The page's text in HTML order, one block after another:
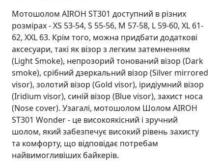
Мотошолом AIROH ST301 доступний в різних
розмірах - XS 53-54, S 55-56, M 57-58, L 59-60, XL 61-
62, XXL 63. Крім того, можна придбати додаткові
аксесуари, такі як візор з легким затемненням
(Light Smoke), непрозорий тонований візор (Dark
smoke), срібний дзеркальний візор (Silver mirrored
visor), золотий візор (Gold visor), іридіумний візор
(Iridium visor), синій візор (Blue visor), захист носа
(Nose cover). Узагалі, мотошолом Шолом AIROH
ST301 Wonder - це високоякісний і зручний
шолом, який забезпечує високий рівень захисту
та комфорту, що відповідає потребам
найвимогливіших байкерів.